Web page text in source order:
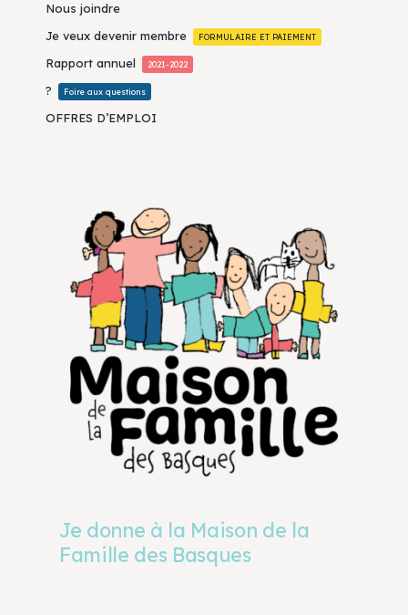
Nous joindre
Je veux devenir membre
FORMULAIRE ET PAIEMENT
Rapport annuel 2021-2022
? Foire aux questions
OFFRES D’EMPLOI
Je donne à la Maison de la
Famille des Basques